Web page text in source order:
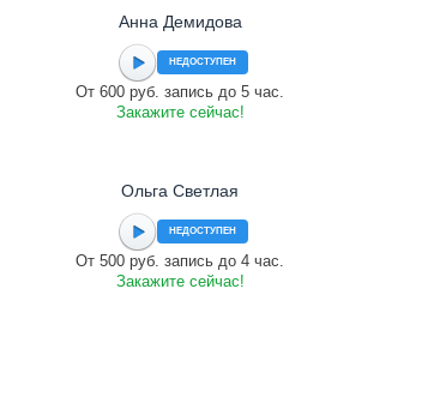
Анна Демидова
НЕДОСТУПЕН
От 600 руб. запись до 5 час.
Закажите сейчас!
Ольга Светлая
НЕДОСТУПЕН
От 500 руб. запись до 4 час.
Закажите сейчас!